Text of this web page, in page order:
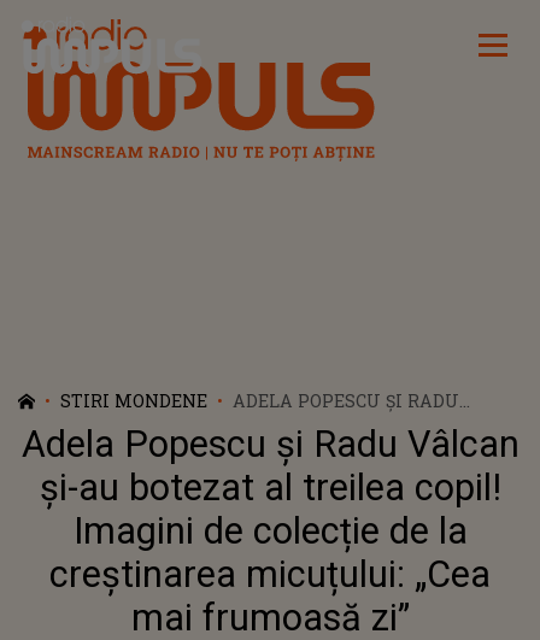
Radio Impuls
STIRI MONDENE
ADELA POPESCU ȘI RADU
VÂLCAN ȘI-AU BOTEZAT AL
TREILEA COPIL! IMAGINI DE
COLECȚIE DE LA CREȘTINAREA
MICUȚULUI: „CEA MAI
FRUMOASĂ ZI”
Adela Popescu și Radu Vâlcan
și-au botezat al treilea copil!
Imagini de colecție de la
creștinarea micuțului: „Cea
mai frumoasă zi”